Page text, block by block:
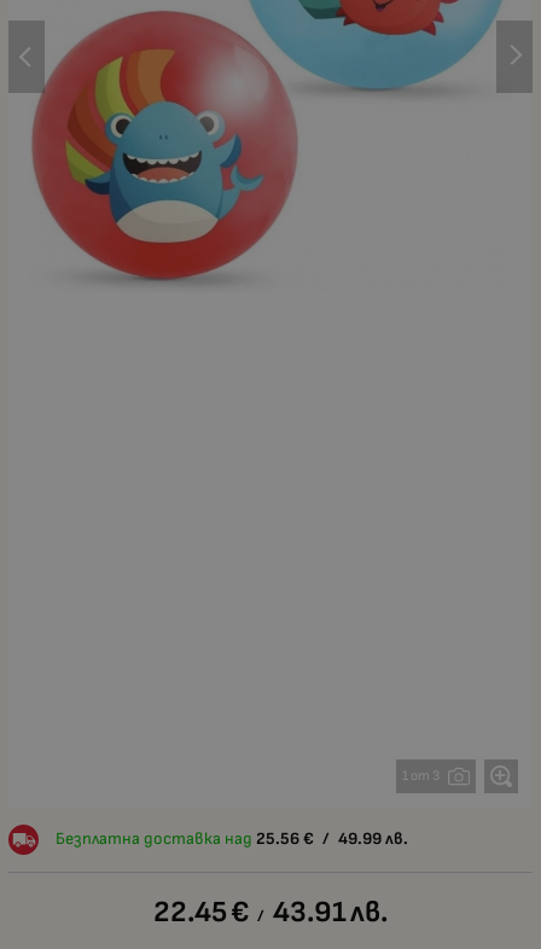
1 от 3
Безплатна доставка над 25.56 € / 49.99 лв.
22.45€ / 43.91лв.